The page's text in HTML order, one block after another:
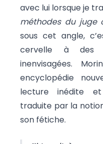
avec lui lorsque je
méthodes du juge
sous cet angle,
cervelle à des
inenvisagées.
encyclopédie
lecture inédite
traduite par la
son fétiche.